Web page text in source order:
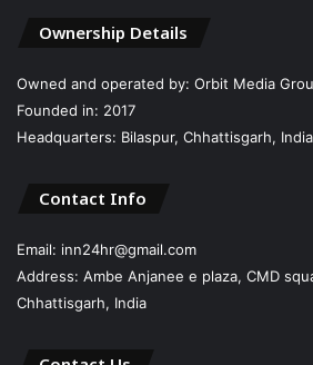
Ownership Details
Owned and operated by: Orbit Media
Founded in: 2017
Headquarters: Bilaspur, Chhattisgarh, India
Contact Info
Email: inn24hr@gmail.com
Address: Ambe Anjanee e plaza, CMD
Chhattisgarh, India